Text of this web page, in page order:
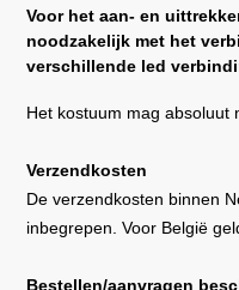
Voor het aan- en
noodzakelijk met het
verschillende led
Het kostuum mag absoluut
Verzendkosten
De verzendkosten binnen
inbegrepen. Voor België
Bestellen/aanvragen